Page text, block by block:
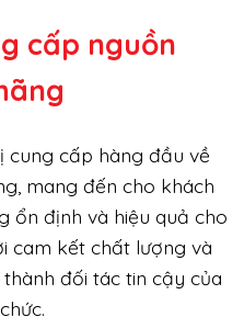
cấp nguồn
cung cấp hàng đầu về
mang đến cho khách
ổn định và hiệu quả cho
cam kết chất lượng và
đối tác tin cậy của